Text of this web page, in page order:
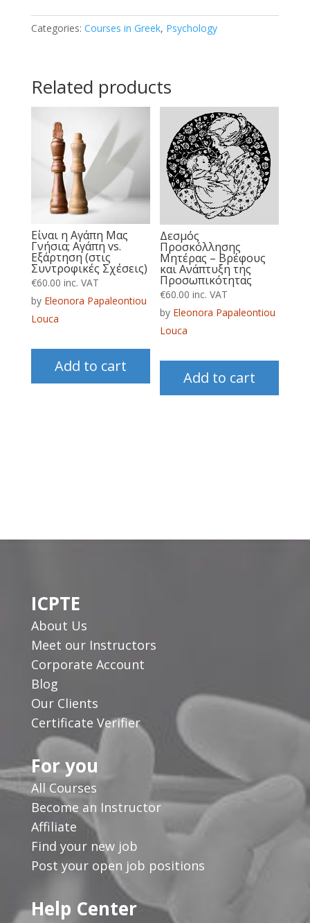
Το
ψυχικής
υγείας
quantity
Categories: Courses in Greek, Psychology
Related products
Είναι η Αγάπη Μας
Γνήσια; Αγάπη vs.
Εξάρτηση (στις
Συντροφικές Σχέσεις)
€60.00 inc. VAT
by Eleonora Papaleontiou
Louca
Add to cart
Δεσμός
Προσκόλλησης
Μητέρας – Βρέφους
και Ανάπτυξη της
Προσωπικότητας
€60.00 inc. VAT
by Eleonora Papaleontiou
Louca
Add to cart
ICPTE
About Us
Meet our Instructors
Corporate Account
Blog
Our Clients
Certificate Verifier
For you
All Courses
Become an Instructor
Affiliate
Find your new job
Post your open job positions
Help Center